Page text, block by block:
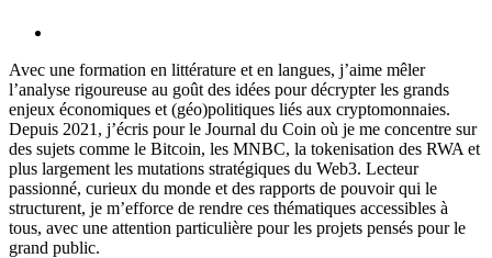
Avec une formation en littérature et en langues, j’aime mêler
l’analyse rigoureuse au goût des idées pour décrypter les grands
enjeux économiques et (géo)politiques liés aux cryptomonnaies.
Depuis 2021, j’écris pour le Journal du Coin où je me concentre sur
des sujets comme le Bitcoin, les MNBC, la tokenisation des RWA et
plus largement les mutations stratégiques du Web3. Lecteur
passionné, curieux du monde et des rapports de pouvoir qui le
structurent, je m’efforce de rendre ces thématiques accessibles à
tous, avec une attention particulière pour les projets pensés pour le
grand public.